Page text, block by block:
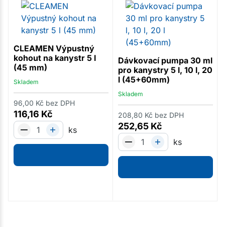
CLEAMEN Výpustný
kohout na kanystr 5 l
(45 mm)
Skladem
116,16 Kč
96,00 Kč bez DPH
ks
Dávkovací pumpa 30 ml
pro kanystry 5 l, 10 l, 20
l (45+60mm)
Skladem
252,65 Kč
208,80 Kč bez DPH
ks